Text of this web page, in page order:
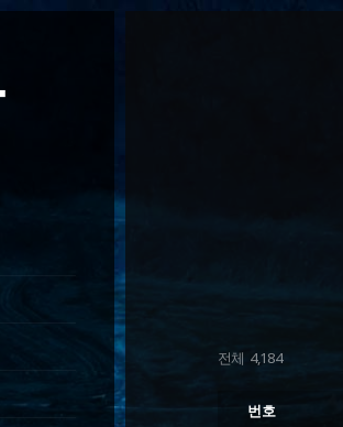
전체 4,184
번호